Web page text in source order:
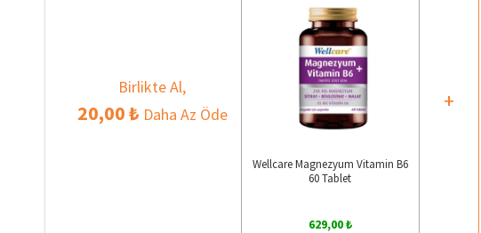
Birlikte Al,
20,00 ₺ Daha Az Öde
Wellcare Magnezyum Vitamin B6
60 Tablet
629,00 ₺
+